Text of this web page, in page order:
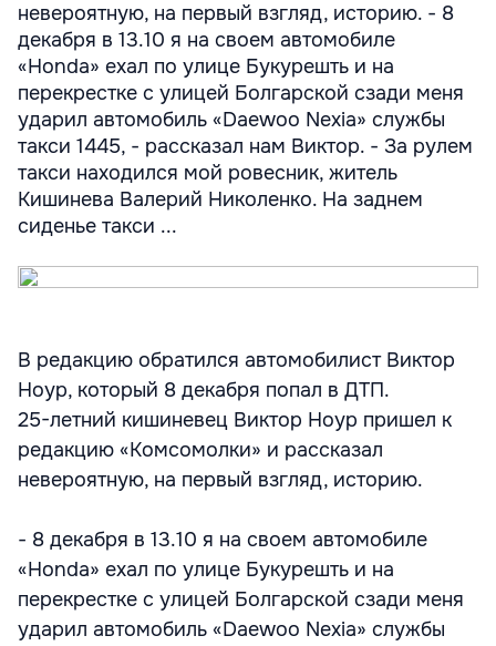
невероятную, на первый взгляд, историю. - 8
декабря в 13.10 я на своем автомобиле
«Honda» ехал по улице Букурешть и на
перекрестке с улицей Болгарской сзади меня
ударил автомобиль «Daewoo Nexia» службы
такси 1445, - рассказал нам Виктор. - За рулем
такси находился мой ровесник, житель
Кишинева Валерий Николенко. На заднем
сиденье такси ...
В редакцию обратился автомобилист Виктор
Ноур, который 8 декабря попал в ДТП.
25-летний кишиневец Виктор Ноур пришел к
редакцию «Комсомолки» и рассказал
невероятную, на первый взгляд, историю.
- 8 декабря в 13.10 я на своем автомобиле
«Honda» ехал по улице Букурешть и на
перекрестке с улицей Болгарской сзади меня
ударил автомобиль «Daewoo Nexia» службы